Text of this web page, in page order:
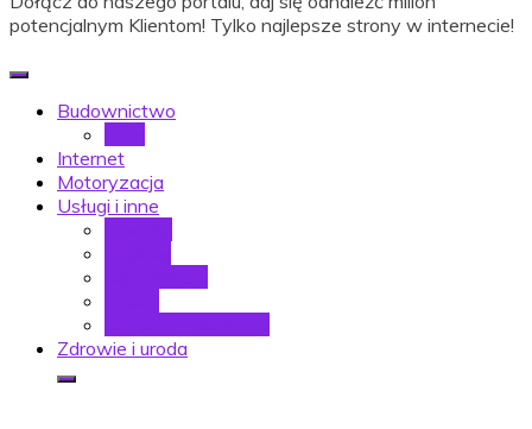
potencjalnym Klientom! Tylko najlepsze strony w internecie!
Budownictwo
Internet
Motoryzacja
Usługi i inne
Zdrowie i uroda